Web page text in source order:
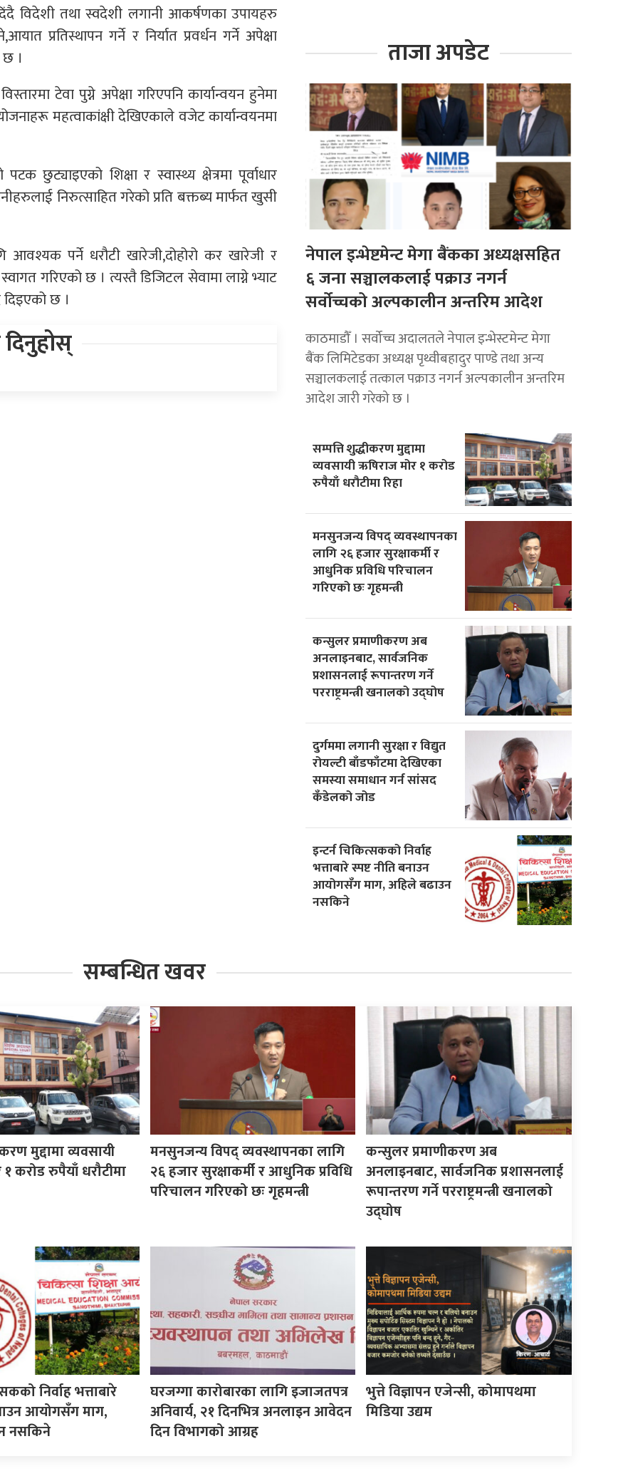
दिंदै विदेशी तथा स्वदेशी लगानी आकर्षणका उपायहरु
प्रतिस्थापन गर्ने र निर्यात प्रवर्धन गर्ने अपेक्षा
।
टेवा पुग्ने अपेक्षा गरिएपनि कार्यान्वयन हुनेमा
महत्वाकांक्षी देखिएकाले वजेट कार्यान्वयनमा
छुट्याइएको शिक्षा र स्वास्थ्य क्षेत्रमा पूर्वाधार
निरुत्साहित गरेको प्रति बक्तब्य मार्फत खुसी
आवश्यक पर्ने धरौटी खारेजी,दोहोरो कर खारेजी र
गरिएको छ । त्यस्तै डिजिटल सेवामा लाग्ने भ्याट
दिइएको छ ।
दिनुहोस्
ताजा अपडेट
नेपाल इन्भेष्टमेन्ट मेगा बैंकका अध्यक्षसहित
६ जना सञ्चालकलाई पक्राउ नगर्न
सर्वोच्चको अल्पकालीन अन्तरिम आदेश
काठमाडौँ । सर्वोच्च अदालतले नेपाल इन्भेस्टमेन्ट मेगा
बैंक लिमिटेडका अध्यक्ष पृथ्वीबहादुर पाण्डे तथा अन्य
सञ्चालकलाई तत्काल पक्राउ नगर्न अल्पकालीन अन्तरिम
आदेश जारी गरेको छ ।
सम्पत्ति शुद्धीकरण मुद्दामा
व्यवसायी ऋषिराज मोर १ करोड
रुपैयाँ धरौटीमा रिहा
मनसुनजन्य विपद् व्यवस्थापनका
लागि २६ हजार सुरक्षाकर्मी र
आधुनिक प्रविधि परिचालन
गरिएको छः गृहमन्त्री
कन्सुलर प्रमाणीकरण अब
अनलाइनबाट, सार्वजनिक
प्रशासनलाई रूपान्तरण गर्ने
परराष्ट्रमन्त्री खनालको उद्घोष
दुर्गममा लगानी सुरक्षा र विद्युत
रोयल्टी बाँडफाँटमा देखिएका
समस्या समाधान गर्न सांसद
कँडेलको जोड
इन्टर्न चिकित्सकको निर्वाह
भत्ताबारे स्पष्ट नीति बनाउन
आयोगसँग माग, अहिले बढाउन
नसकिने
सम्बन्धित खवर
मुद्दामा व्यवसायी
करोड रुपैयाँ धरौटीमा
मनसुनजन्य विपद् व्यवस्थापनका लागि
२६ हजार सुरक्षाकर्मी र आधुनिक प्रविधि
परिचालन गरिएको छः गृहमन्त्री
कन्सुलर प्रमाणीकरण अब
अनलाइनबाट, सार्वजनिक प्रशासनलाई
रूपान्तरण गर्ने परराष्ट्रमन्त्री खनालको
उद्घोष
निर्वाह भत्ताबारे
आयोगसँग माग,
नसकिने
घरजग्गा कारोबारका लागि इजाजतपत्र
अनिवार्य, २१ दिनभित्र अनलाइन आवेदन
दिन विभागको आग्रह
भुत्ते विज्ञापन एजेन्सी, कोमापथमा
मिडिया उद्यम